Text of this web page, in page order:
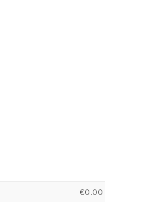
€0.00